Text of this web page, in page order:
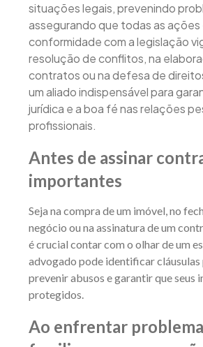
situações legais, prevenindo
assegurando que todas as ações
conformidade com a legislação
resolução de conflitos, na
contratos ou na defesa de
um aliado indispensável para
jurídica e a boa fé nas relações
profissionais.
Antes de assinar
importantes
Seja na compra de um imóvel, no
negócio ou na assinatura de um
é crucial contar com o olhar de um
advogado pode identificar
prevenir abusos e garantir que seus
protegidos.
Ao enfrentar